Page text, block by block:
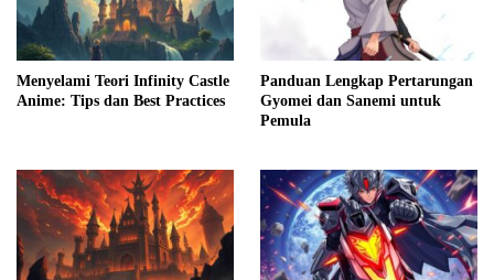
Menyelami Teori Infinity Castle
Anime: Tips dan Best Practices
Panduan Lengkap Pertarungan
Gyomei dan Sanemi untuk
Pemula